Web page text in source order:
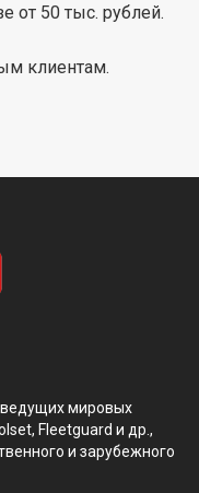
от 50 тыс. рублей.
клиентам.
мировых
Fleetguard и др.,
и зарубежного